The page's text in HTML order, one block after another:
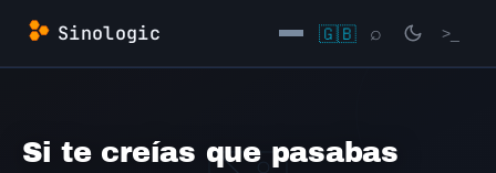
Saltar
contenido
Sinologic 🇬🇧 ⌕ >_
Si te creías que pasabas